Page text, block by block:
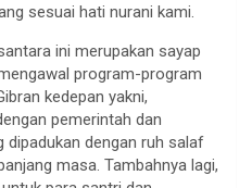
sesuai hati nurani kami.
ini merupakan sayap
program-program
kedepan yakni,
pemerintah dan
dengan ruh salaf
masa. Tambahnya lagi,